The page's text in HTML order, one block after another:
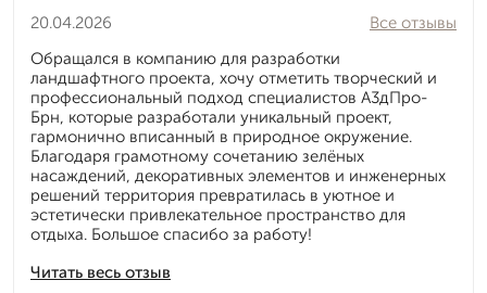
20.04.2026
Читать весь отзыв
Все отзывы
Обращался в компанию для разработки
ландшафтного проекта, хочу отметить творческий и
профессиональный подход специалистов А3дПро-
Брн, которые разработали уникальный проект,
гармонично вписанный в природное окружение.
Благодаря грамотному сочетанию зелёных
насаждений, декоративных элементов и инженерных
решений территория превратилась в уютное и
эстетически привлекательное пространство для
отдыха. Большое спасибо за работу!